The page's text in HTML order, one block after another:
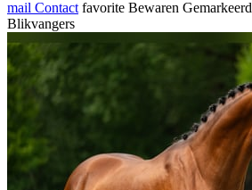
mail Contact favorite Bewaren Gemarkeerd
Blikvangers